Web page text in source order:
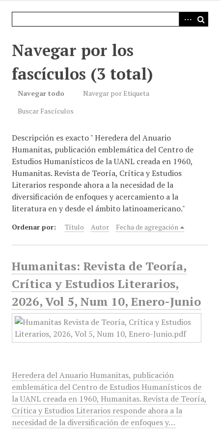
Navegar por los
fascículos (3 total)
Navegar todo
Navegar por Etiqueta
Buscar Fascículos
Descripción es exacto " Heredera del Anuario
Humanitas, publicación emblemática del Centro de
Estudios Humanísticos de la UANL creada en 1960,
Humanitas. Revista de Teoría, Crítica y Estudios
Literarios responde ahora a la necesidad de la
diversificación de enfoques y acercamiento a la
literatura en y desde el ámbito latinoamericano."
Ordenar por: Título Autor Fecha de agregación
Humanitas: Revista de Teoría,
Crítica y Estudios Literarios,
2026, Vol 5, Num 10, Enero-Junio
Heredera del Anuario Humanitas, publicación
emblemática del Centro de Estudios Humanísticos de
la UANL creada en 1960, Humanitas. Revista de Teoría,
Crítica y Estudios Literarios responde ahora a la
necesidad de la diversificación de enfoques y…